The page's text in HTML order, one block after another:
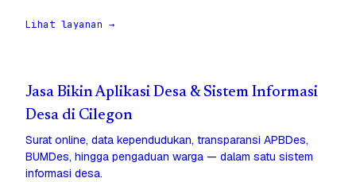
Lihat layanan →
Jasa Bikin Aplikasi Desa & Sistem Informasi
Desa di Cilegon
Surat online, data kependudukan, transparansi APBDes,
BUMDes, hingga pengaduan warga — dalam satu sistem
informasi desa.